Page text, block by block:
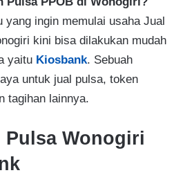
yang ingin memulai usaha Jual
kini bisa dilakukan mudah
yaitu Kiosbank. Sebuah
untuk jual pulsa, token
tagihan lainnya.
Wonogiri